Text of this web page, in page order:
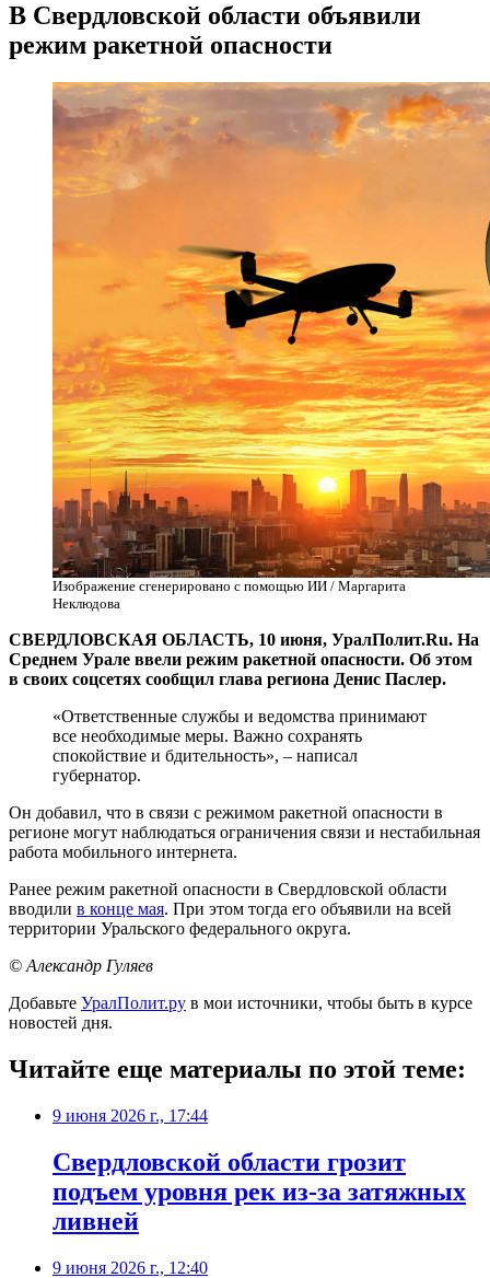
В Свердловской области объявили
режим ракетной опасности
Изображение сгенерировано с помощью ИИ / Маргарита
Неклюдова
СВЕРДЛОВСКАЯ ОБЛАСТЬ, 10 июня, УралПолит.Ru. На
Среднем Урале ввели режим ракетной опасности. Об этом
в своих соцсетях сообщил глава региона Денис Паслер.
«Ответственные службы и ведомства принимают
все необходимые меры. Важно сохранять
спокойствие и бдительность», – написал
губернатор.
Он добавил, что в связи с режимом ракетной опасности в
регионе могут наблюдаться ограничения связи и нестабильная
работа мобильного интернета.
Ранее режим ракетной опасности в Свердловской области
вводили в конце мая. При этом тогда его объявили на всей
территории Уральского федерального округа.
© Александр Гуляев
Добавьте УралПолит.ру в мои источники, чтобы быть в курсе
новостей дня.
Читайте еще материалы по этой теме:
9 июня 2026 г., 17:44
Свердловской области грозит
подъем уровня рек из-за затяжных
ливней
9 июня 2026 г., 12:40